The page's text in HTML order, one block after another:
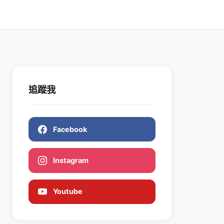
追蹤我
Facebook
Instagram
Youtube